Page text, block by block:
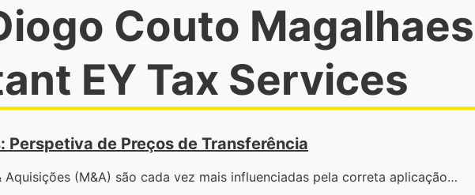
Couto Magalhaes
EY Tax Services
Perspetiva de Preços de Transferência
Aquisições (M&A) são cada vez mais influenciadas pela correta aplicação…